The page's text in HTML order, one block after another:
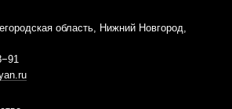
область, Нижний Новгород,